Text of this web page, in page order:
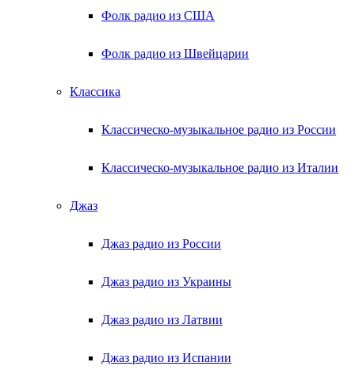
Фолк радио из США
Фолк радио из Швейцарии
Классика
Классическо-музыкальное радио из России
Классическо-музыкальное радио из Италии
Джаз
Джаз радио из России
Джаз радио из Украины
Джаз радио из Латвии
Джаз радио из Испании